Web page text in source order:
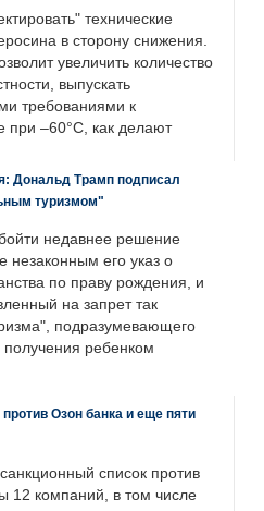
технические
в сторону снижения.
увеличить количество
выпускать
требованиями к
при –60°C, как делают
Дональд Трамп подписал
туризмом"
недавнее решение
незаконным его указ о
по праву рождения, и
на запрет так
подразумевающего
ребенком
Озон банка и еще пяти
список против
12 компаний, в том числе